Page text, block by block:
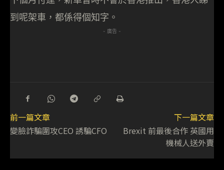
到呢架車，都係得個知字。
- 廣告 -
前一篇文章
變臉詐騙圍攻CEO 誘騙CFO
下一篇文章
Brexit 前最後合作 英國用
機械人送外賣